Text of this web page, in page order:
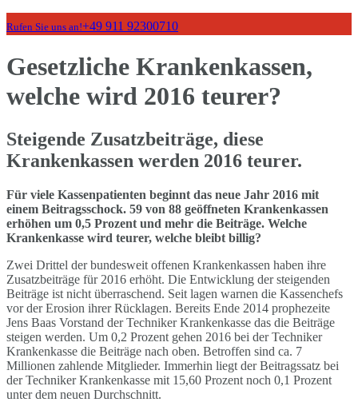
Rufen Sie uns an!+49 911 92300710
Gesetzliche Krankenkassen,
welche wird 2016 teurer?
Steigende Zusatzbeiträge, diese
Krankenkassen werden 2016 teurer.
Für viele Kassenpatienten beginnt das neue Jahr 2016 mit
einem Beitragsschock. 59 von 88 geöffneten Krankenkassen
erhöhen um 0,5 Prozent und mehr die Beiträge. Welche
Krankenkasse wird teurer, welche bleibt billig?
Zwei Drittel der bundesweit offenen Krankenkassen haben ihre
Zusatzbeiträge für 2016 erhöht. Die Entwicklung der steigenden
Beiträge ist nicht überraschend. Seit lagen warnen die Kassenchefs
vor der Erosion ihrer Rücklagen. Bereits Ende 2014 prophezeite
Jens Baas Vorstand der Techniker Krankenkasse das die Beiträge
steigen werden. Um 0,2 Prozent gehen 2016 bei der Techniker
Krankenkasse die Beiträge nach oben. Betroffen sind ca. 7
Millionen zahlende Mitglieder. Immerhin liegt der Beitragssatz bei
der Techniker Krankenkasse mit 15,60 Prozent noch 0,1 Prozent
unter dem neuen Durchschnitt.